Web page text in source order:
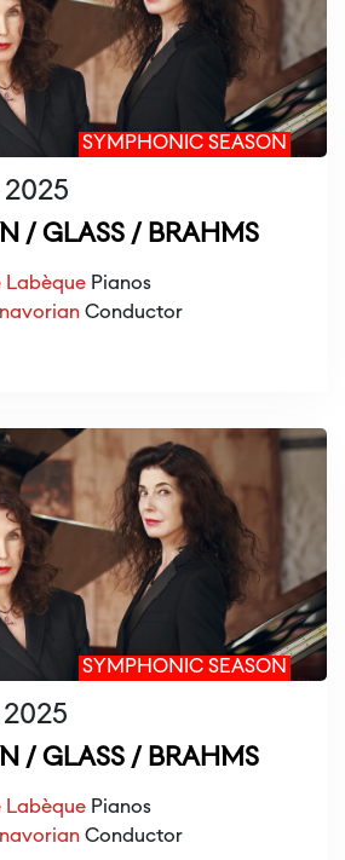
SYMPHONIC SEASON
/ GLASS / BRAHMS
Labèque Pianos
Conductor
SYMPHONIC SEASON
/ GLASS / BRAHMS
Labèque Pianos
Conductor